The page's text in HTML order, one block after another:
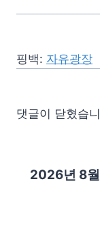
핑백: 자유광장
댓글이 닫혔습
2026년 8